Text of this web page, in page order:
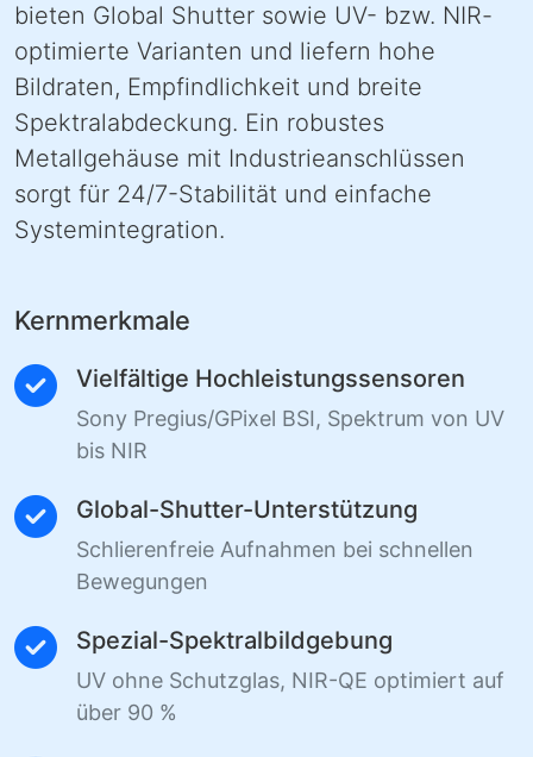
bieten Global Shutter sowie UV- bzw. NIR-
optimierte Varianten und liefern hohe
Bildraten, Empfindlichkeit und breite
Spektralabdeckung. Ein robustes
Metallgehäuse mit Industrieanschlüssen
sorgt für 24/7-Stabilität und einfache
Systemintegration.
Kernmerkmale
Vielfältige Hochleistungssensoren
Sony Pregius/GPixel BSI, Spektrum von UV
bis NIR
Global-Shutter-Unterstützung
Schlierenfreie Aufnahmen bei schnellen
Bewegungen
Spezial-Spektralbildgebung
UV ohne Schutzglas, NIR-QE optimiert auf
über 90 %